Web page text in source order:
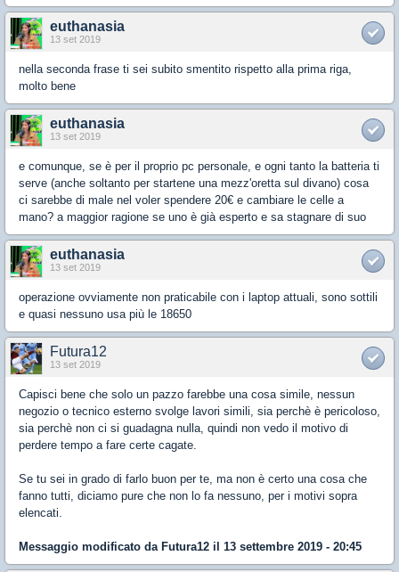
euthanasia
13 set 2019
nella seconda frase ti sei subito smentito rispetto alla prima riga,
molto bene
euthanasia
13 set 2019
e comunque, se è per il proprio pc personale, e ogni tanto la batteria ti
serve (anche soltanto per startene una mezz'oretta sul divano) cosa
ci sarebbe di male nel voler spendere 20€ e cambiare le celle a
mano? a maggior ragione se uno è già esperto e sa stagnare di suo
euthanasia
13 set 2019
operazione ovviamente non praticabile con i laptop attuali, sono sottili
e quasi nessuno usa più le 18650
Futura12
13 set 2019
Capisci bene che solo un pazzo farebbe una cosa simile, nessun
negozio o tecnico esterno svolge lavori simili, sia perchè è pericoloso,
sia perchè non ci si guadagna nulla, quindi non vedo il motivo di
perdere tempo a fare certe cagate.
Se tu sei in grado di farlo buon per te, ma non è certo una cosa che
fanno tutti, diciamo pure che non lo fa nessuno, per i motivi sopra
elencati.
Messaggio modificato da Futura12 il 13 settembre 2019 - 20:45